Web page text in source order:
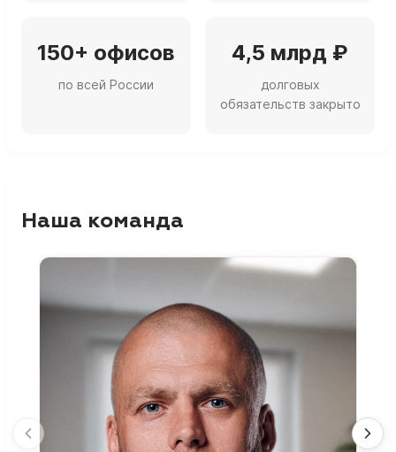
150+ офисов
по всей России
4,5 млрд ₽
долговых
обязательств закрыто
Наша команда